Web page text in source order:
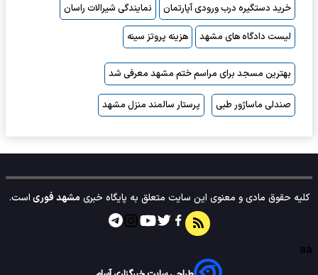
خرید دستگیره درب ورودی آپارتمان
نمایندگی شیرالات راسان
لیست دادگاه های مشهد
هزینه پروتز سینه
بهترین مسجد برای مراسم ختم مشهد معرفی شد
صندلی ماساژور طبی پرستار سالمند منزل مشهد
کلیه حقوق مادی و معنوی این سایت متعلق به پایگاه خبریمشهد فوریاست.
aa